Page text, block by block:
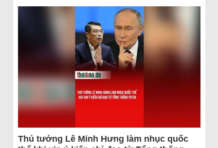
Thủ tướng Lê Minh Hưng làm nhục quốc